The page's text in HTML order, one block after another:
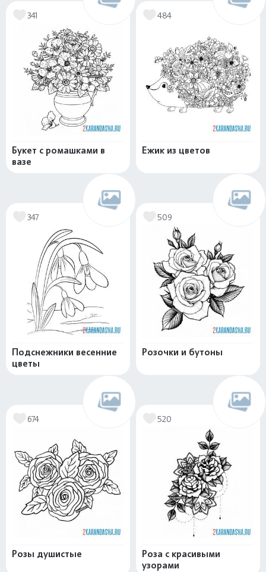
341
Букет с ромашками в
вазе
484
Ежик из цветов
347
Подснежники весенние
цветы
509
Розочки и бутоны
674
Розы душистые
520
Роза с красивыми
узорами